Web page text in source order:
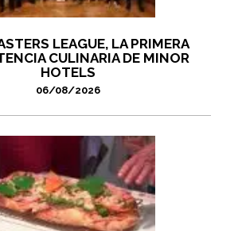
LEAGUE, LA PRIMERA
CULINARIA DE MINOR
HOTELS
06/08/2026